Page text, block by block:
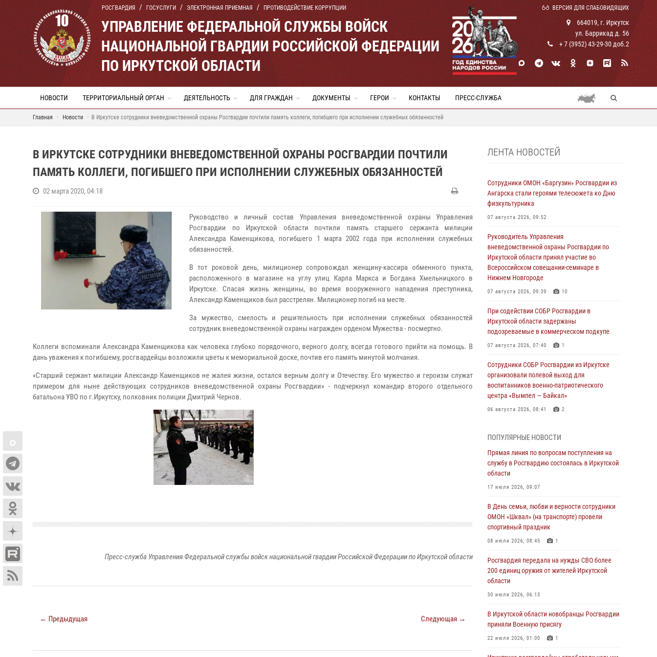
РОСГВАРДИЯ ГОСУСЛУГИ ЭЛЕКТРОННАЯ ПРИЕМНАЯ ПРОТИВОДЕЙСТВИЕ КОРРУПЦИИ ВЕРСИЯ ДЛЯ СЛАБОВИДЯЩИХ
УПРАВЛЕНИЕ ФЕДЕРАЛЬНОЙ СЛУЖБЫ ВОЙСК
НАЦИОНАЛЬНОЙ ГВАРДИИ РОССИЙСКОЙ ФЕДЕРАЦИИ
ПО ИРКУТСКОЙ ОБЛАСТИ
664019, г. Иркутск
ул. Баррикад д. 56
+ 7 (3952) 43-29-30 доб.2
НОВОСТИ ТЕРРИТОРИАЛЬНЫЙ ОРГАН ДЕЯТЕЛЬНОСТЬ ДЛЯ ГРАЖДАН ДОКУМЕНТЫ ГЕРОИ КОНТАКТЫ ПРЕСС-СЛУЖБА
Главная Новости В Иркутске сотрудники вневедомственной охраны Росгвардии почтили память коллеги, погибшего при исполнении служебных обязанностей
В ИРКУТСКЕ СОТРУДНИКИ ВНЕВЕДОМСТВЕННОЙ ОХРАНЫ РОСГВАРДИИ ПОЧТИЛИ
ПАМЯТЬ КОЛЛЕГИ, ПОГИБШЕГО ПРИ ИСПОЛНЕНИИ СЛУЖЕБНЫХ ОБЯЗАННОСТЕЙ
02 марта 2020, 04:18
Руководство и личный состав Управления вневедомственной охраны Управления
Росгвардии по Иркутской области почтили память старшего сержанта милиции
Александра Каменщикова, погибшего 1 марта 2002 года при исполнении служебных
обязанностей.
В тот роковой день, милиционер сопровождал женщину-кассира обменного пункта,
расположенного в магазине на углу улиц Карла Маркса и Богдана Хмельницкого в
Иркутске. Спасая жизнь женщины, во время вооруженного нападения преступника,
Александр Каменщиков был расстрелян. Милиционер погиб на месте.
За мужество, смелость и решительность при исполнении служебных обязанностей
сотрудник вневедомственной охраны награжден орденом Мужества - посмертно.
Коллеги вспоминали Александра Каменщикова как человека глубоко порядочного, верного долгу, всегда готового прийти на помощь. В
дань уважения к погибшему, росгвардейцы возложили цветы к мемориальной доске, почтив его память минутой молчания.
«Старший сержант милиции Александр Каменщиков не жалея жизни, остался верным долгу и Отечеству. Его мужество и героизм служат
примером для ныне действующих сотрудников вневедомственной охраны Росгвардии» - подчеркнул командир второго отдельного
батальона УВО по г.Иркутску, полковник полиции Дмитрий Чернов.
Пресс-служба Управления Федеральной службы войск национальной гвардии Российской Федерации по Иркутской области
← Предыдущая Следующая →
ЛЕНТА НОВОСТЕЙ
Сотрудники ОМОН «Баргузин» Росгвардии из
Ангарска стали героями телесюжета ко Дню
физкультурника
07 августа 2026, 09:52
Руководитель Управления
вневедомственной охраны Росгвардии по
Иркутской области принял участие во
Всероссийском совещании-семинаре в
Нижнем Новгороде
07 августа 2026, 09:39 10
При содействии СОБР Росгвардии в
Иркутской области задержаны
подозреваемые в коммерческом подкупе
07 августа 2026, 07:40 1
Сотрудники СОБР Росгвардии из Иркутске
организовали полевой выход для
воспитанников военно-патриотического
центра «Вымпел — Байкал»
06 августа 2026, 08:41 2
Росгвардии по Иркутской области по самбо
05 августа 2026, 07:44 4
Военнослужащий Росгвардии из Иркутска
а не казаться»
04 августа 2026, 07:14 3
Росгвардейцы потушили загоревшийся
03 августа 2026, 04:55
Росгвардия обеспечила безопасность
03 августа 2026, 03:32
Росгвардейцы из Братска присоединились к
(видео)
ПОПУЛЯРНЫЕ НОВОСТИ
Прямая линия по вопросам поступления на
службу в Росгвардию состоялась в Иркутской
области
17 июля 2026, 09:07
В День семьи, любви и верности сотрудники
ОМОН «Шквал» (на транспорте) провели
спортивный праздник
08 июля 2026, 08:45 1
Росгвардия передала на нужды СВО более
200 единиц оружия от жителей Иркутской
области
30 июля 2026, 06:13
В Иркутской области новобранцы Росгвардии
приняли Военную присягу
22 июля 2026, 01:00 1